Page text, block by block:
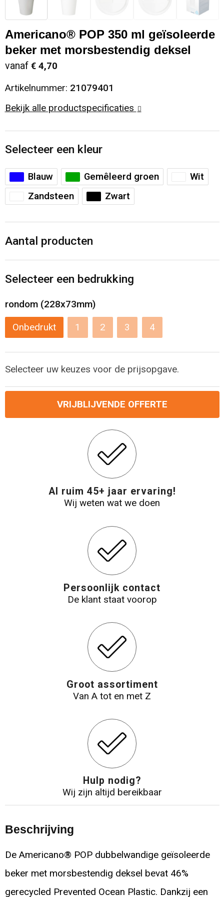
Sinterklaas
Sleutelhangers en Lanyards
Snoepgoed
Themapakketten
Veiligheid, Auto en Fiets
Vrije tijd en Strand
Opbergtassen
Opvouwbare tassen
Papieren tassen
Schoenentassen
Schoudertassen
Sporttassen
Toilettassen
Trolleys
Waterbestendige tassen
Fietstassen
Aktetassen
Schoenen
Blazers
Gilets
Americano® POP 350 ml geïsoleerde
beker met morsbestendig deksel
vanaf € 4,70
Artikelnummer: 21079401
Bekijk alle productspecificaties
Selecteer een kleur
Blauw Gemêleerd groen
Wit
Zandsteen
Zwart
Aantal producten
Selecteer een bedrukking
rondom (228x73mm)
Onbedrukt 1 2 3 4
Selecteer uw keuzes voor de prijsopgave.
VRIJBLIJVENDE OFFERTE
Al ruim 45+ jaar ervaring!
Wij weten wat we doen
Persoonlijk contact
De klant staat voorop
Groot assortiment
Van A tot en met Z
Hulp nodig?
Wij zijn altijd bereikbaar
Beschrijving
De Americano® POP dubbelwandige geïsoleerde
beker met morsbestendig deksel bevat 46%
gerecycled Prevented Ocean Plastic. Dankzij een